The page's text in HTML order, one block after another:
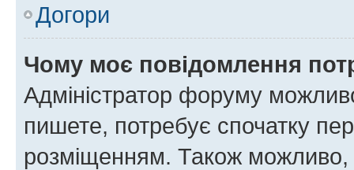
Догори
Чому моє повідомлення
Адміністратор форуму
пишете, потребує спочатку
розміщенням. Також можливо,